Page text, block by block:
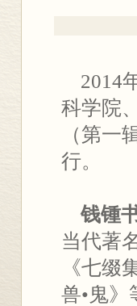
2014
科学院
（第一
行。
钱锺
当代著
《七缀
兽•鬼》